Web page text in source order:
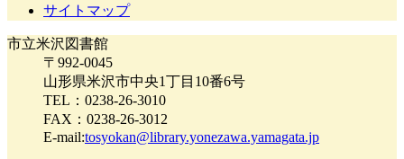
サイトマップ
市立米沢図書館
〒992-0045
山形県米沢市中央1丁目10番6号
TEL：0238-26-3010
FAX：0238-26-3012
E-mail:tosyokan@library.yonezawa.yamagata.jp